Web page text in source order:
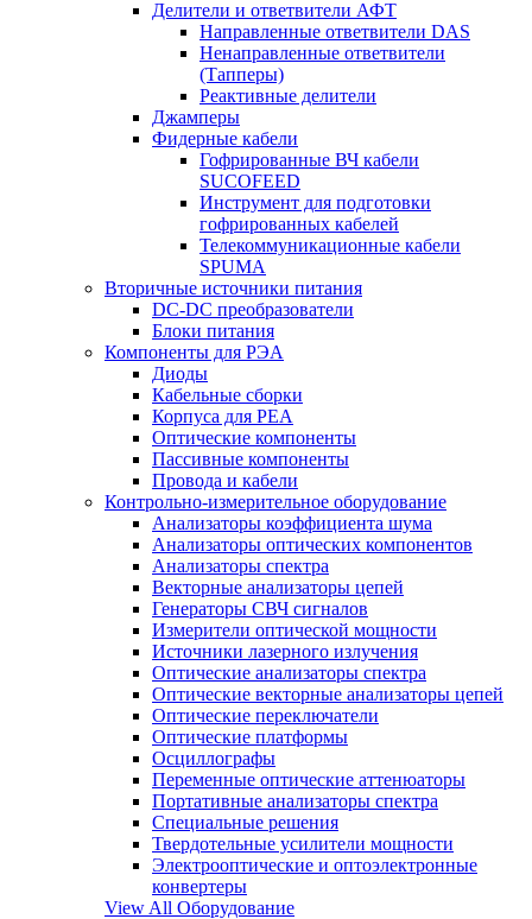
Делители и ответвители АФТ
Направленные ответвители DAS
Ненаправленные ответвители
(Тапперы)
Реактивные делители
Джамперы
Фидерные кабели
Гофрированные ВЧ кабели
SUCOFEED
Инструмент для подготовки
гофрированных кабелей
Телекоммуникационные кабели
SPUMA
Вторичные источники питания
DC-DC преобразователи
Блоки питания
Компоненты для РЭА
Диоды
Кабельные сборки
Корпуса для РЕА
Оптические компоненты
Пассивные компоненты
Провода и кабели
Контрольно-измерительное оборудование
Анализаторы коэффициента шума
Анализаторы оптических компонентов
Анализаторы спектра
Векторные анализаторы цепей
Генераторы СВЧ сигналов
Измерители оптической мощности
Источники лазерного излучения
Оптические анализаторы спектра
Оптические векторные анализаторы цепей
Оптические переключатели
Оптические платформы
Осциллографы
Переменные оптические аттенюаторы
Портативные анализаторы спектра
Специальные решения
Твердотельные усилители мощности
Электрооптические и оптоэлектронные
конвертеры
View All Оборудование